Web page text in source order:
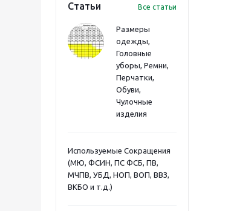
Статьи Все статьи
Размеры
одежды,
Головные
уборы, Ремни,
Перчатки,
Обуви,
Чулочные
изделия
Используемые Сокращения
(МЮ, ФСИН, ПС ФСБ, ПВ,
МЧПВ, УБД, НОП, ВОП, ВВЗ,
ВКБО и т.д.)